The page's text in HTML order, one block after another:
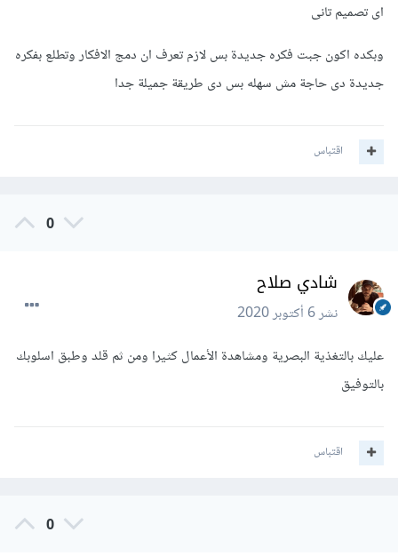
اى تصميم تانى
وبكده اكون جبت فكره جديدة بس لازم تعرف ان دمج الافكار وتطلع بفكره
جديدة دى حاجة مش سهله بس دى طريقة جميلة جدا
اقتباس
0
شادي صلاح
نشر6 أكتوبر 2020
عليك بالتغذية البصرية ومشاهدة الأعمال كثيرا ومن ثم قلد وطبق اسلوبك
بالتوفيق
اقتباس
0